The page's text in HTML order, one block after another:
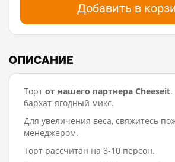
Добавить в
ОПИСАНИЕ
Торт от нашего партнера Cheeseit.
бархат-ягодный микс.
Для увеличения веса, свяжитесь
менеджером.
Торт рассчитан на 8-10 персон.